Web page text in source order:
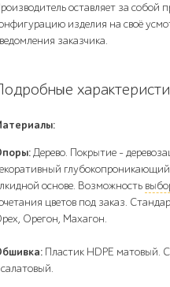
оставляет за собой
изделия на своё
заказчика.
Дерево. Покрытие –
глубокопроникающий
основе. Возможность
цветов под заказ.
Орегон, Махагон.
Пластик HDPE матовый.
салатовый.